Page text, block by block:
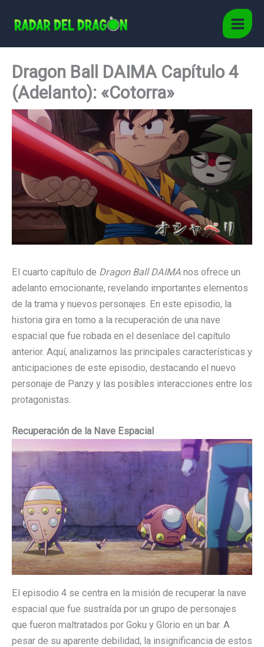
Main
Dragon Ball DAIMA Capítulo 4
(Adelanto): «Cotorra»
El cuarto capítulo de Dragon Ball DAIMA nos ofrece un
adelanto emocionante, revelando importantes elementos
de la trama y nuevos personajes. En este episodio, la
historia gira en torno a la recuperación de una nave
espacial que fue robada en el desenlace del capítulo
anterior. Aquí, analizamos las principales características y
anticipaciones de este episodio, destacando el nuevo
personaje de Panzy y las posibles interacciones entre los
protagonistas.
Recuperación de la Nave Espacial
El episodio 4 se centra en la misión de recuperar la nave
espacial que fue sustraída por un grupo de personajes
que fueron maltratados por Goku y Glorio en un bar. A
pesar de su aparente debilidad, la insignificancia de estos